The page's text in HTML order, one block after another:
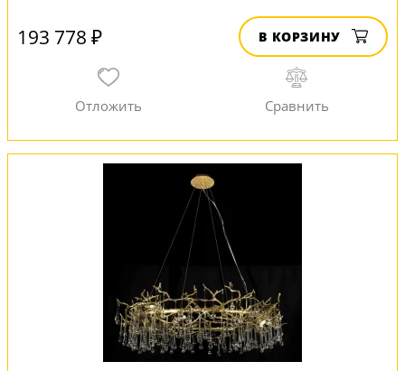
193 778 ₽ В КОРЗИНУ